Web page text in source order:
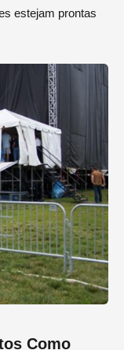
estejam prontas
Como